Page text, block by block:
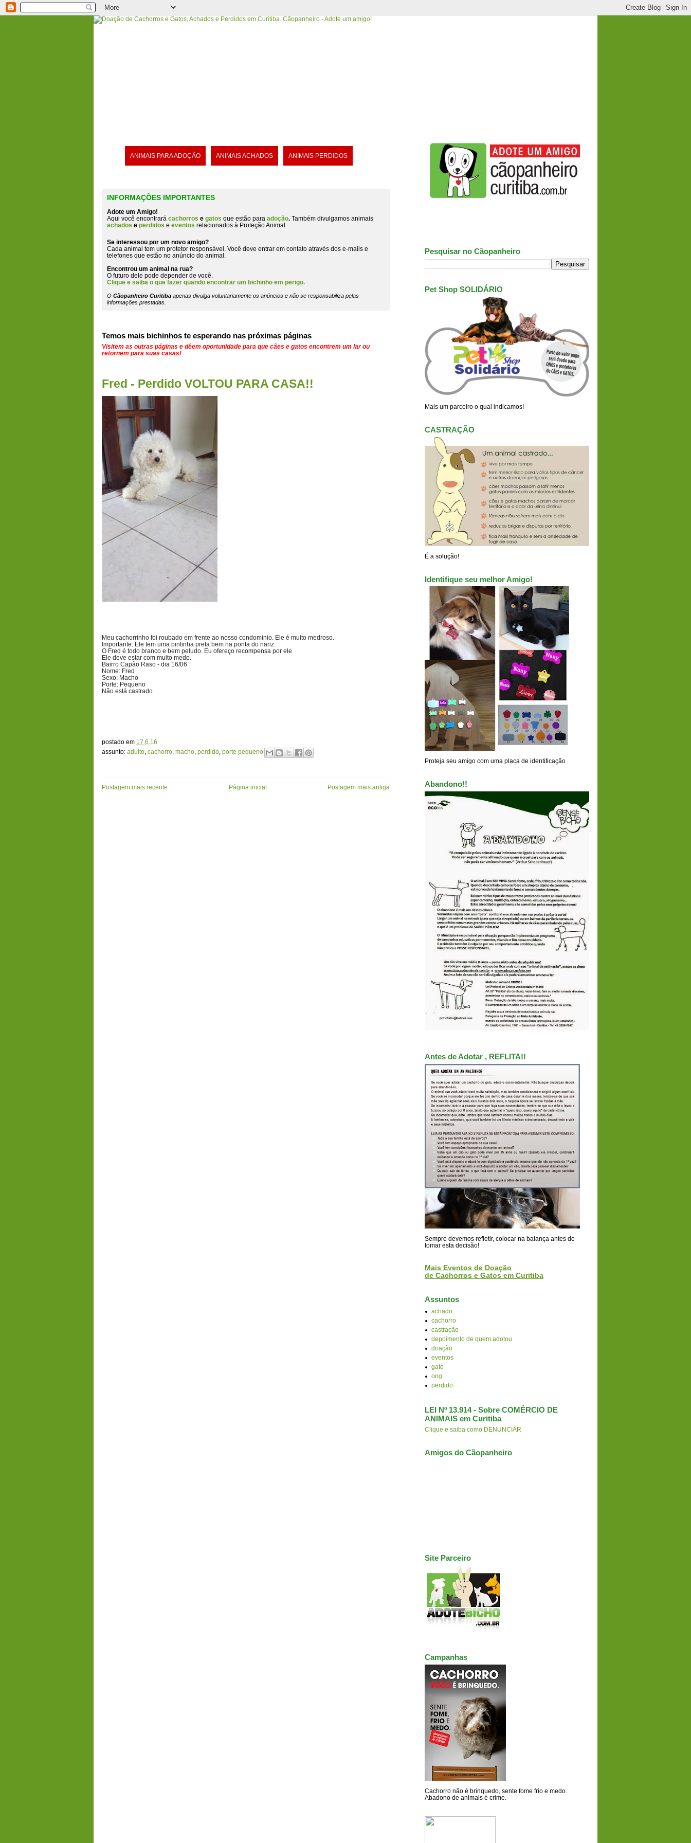
ANIMAIS PARA ADOÇÃO ANIMAIS ACHADOS ANIMAIS PERDIDOS
INFORMAÇÕES IMPORTANTES
Adote um Amigo!
Aqui você encontrará cachorros e gatos que estão para adoção. Também divulgamos animais
achados e perdidos e eventos relacionados à Proteção Animal.
Se interessou por um novo amigo?
Cada animal tem um protetor responsável. Você deve entrar em contato através dos e-mails e
telefones que estão no anúncio do animal
Encontrou um animal na rua?
O futuro dele pode depender de você.
Clique e saiba o que fazer quando encontrar um bichinho em perigo.
O Cãopanheiro Curitiba apenas divulga voluntariamente os anúncios e não se responsabiliza pelas
informações prestadas.
Temos mais bichinhos te esperando nas próximas páginas
Visitem as outras páginas e dêem oportunidade para que cães e gatos encontrem um lar ou
retornem para suas casas!
Fred - Perdido VOLTOU PARA CASA!!
Meu cachorrinho foi roubado em frente ao nosso condomínio. Ele é muito medroso.
Importante: Ele tem uma pintinha preta bem na ponta do nariz.
O Fred é todo branco e bem peludo. Eu ofereço recompensa por ele
Ele deve estar com muito medo.
Bairro Capão Raso - dia 16/06
Nome: Fred
Sexo: Macho
Porte: Pequeno
Não está castrado
postado em 17.6.16
assunto: adulto cachorro macho perdido porte pequeno
Postagem mais recente Postagem mais antiga
Página inicial
Pesquisar no Cãopanheiro
Pet Shop SOLIDÁRIO
Mais um parceiro o qual indicamos!
CASTRAÇÃO
É a solução!
Identifique seu melhor Amigo!
Proteja seu amigo com uma placa de identificação
Abandono!!
Antes de Adotar , REFLITA!!
Sempre devemos refletir, colocar na balança antes de
tomar esta decisão!
Mais Eventos de Doação
de Cachorros e Gatos em Curitiba
Assuntos
achado
cachorro
castração
depoimento de quem adotou
doação
eventos
gato
ong
perdido
LEI Nº 13.914 - Sobre COMÉRCIO DE
ANIMAIS em Curitiba
Clique e saiba como DENUNCIAR
Amigos do Cãopanheiro
Site Parceiro
Campanhas
Cachorro não é brinquedo, sente fome frio e medo.
Abadono de animais é crime.